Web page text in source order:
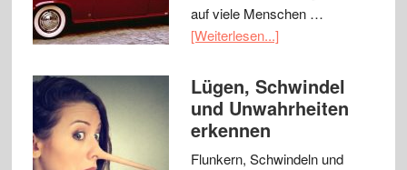
auf viele Menschen …
[Weiterlesen...]
Lügen, Schwindel
und Unwahrheiten
erkennen
Flunkern, Schwindeln und